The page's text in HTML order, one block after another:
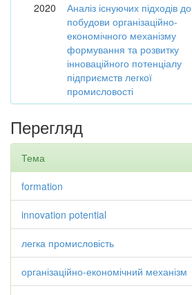
2020
Аналіз існуючих підходів до
побудови організаційно-
економічного механізму
формування та розвитку
інноваційного потенціалу
підприємств легкої
промисловості
Перегляд
Тема
formation
innovation potential
легка промисловість
організаційно-економічний механізм